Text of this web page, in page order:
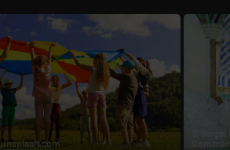
unsplash.com
©